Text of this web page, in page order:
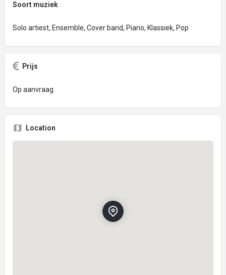
Soort muziek
Solo artiest, Ensemble, Cover band, Piano, Klassiek, Pop
Prijs
Op aanvraag
Location